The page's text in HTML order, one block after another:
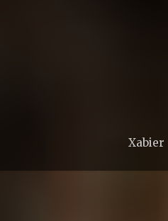
Xabier